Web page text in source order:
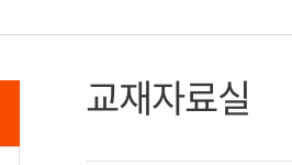
교재자료실